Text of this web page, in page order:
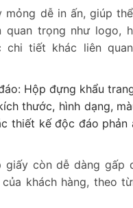
mỏng dễ in ấn, giúp
quan trọng như logo,
chi tiết khác liên
Hộp đựng khẩu
thước, hình dạng,
thiết kế độc đáo phản
giấy còn dễ dàng gấp
khách hàng, theo